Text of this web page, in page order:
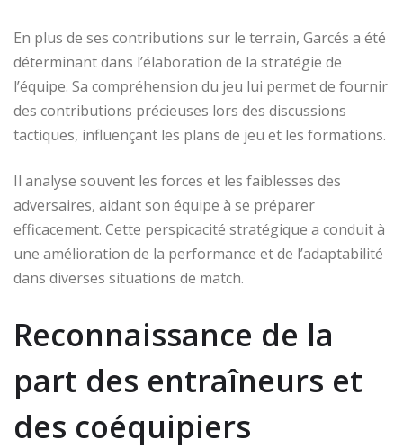
En plus de ses contributions sur le terrain, Garcés a été
déterminant dans l’élaboration de la stratégie de
l’équipe. Sa compréhension du jeu lui permet de fournir
des contributions précieuses lors des discussions
tactiques, influençant les plans de jeu et les formations.
Il analyse souvent les forces et les faiblesses des
adversaires, aidant son équipe à se préparer
efficacement. Cette perspicacité stratégique a conduit à
une amélioration de la performance et de l’adaptabilité
dans diverses situations de match.
Reconnaissance de la
part des entraîneurs et
des coéquipiers